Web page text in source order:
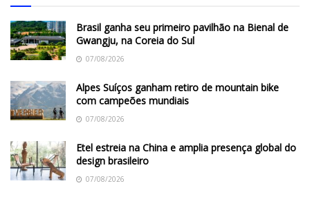
Brasil ganha seu primeiro pavilhão na Bienal de
Gwangju, na Coreia do Sul
07/08/2026
Alpes Suíços ganham retiro de mountain bike
com campeões mundiais
07/08/2026
Etel estreia na China e amplia presença global do
design brasileiro
07/08/2026